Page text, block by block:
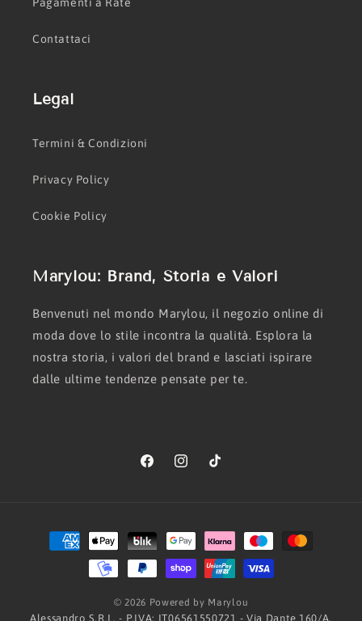
Pagamenti a Rate
Contattaci
Legal
Termini & Condizioni
Privacy Policy
Cookie Policy
Marylou: Brand, Storia e Valori
Benvenuti nel mondo Marylou, il negozio online di
moda dove lo stile incontra la qualità. Esplora la
nostra storia, i valori del brand e lasciati ispirare
dalle ultime tendenze pensate per te.
FacebookInstagramTikTok
Metodi
di
pagamento
© 2026 Powered by Marylou
Alessandro S.R.L. - P.IVA: IT06561550721 - Via Dante 160/A,